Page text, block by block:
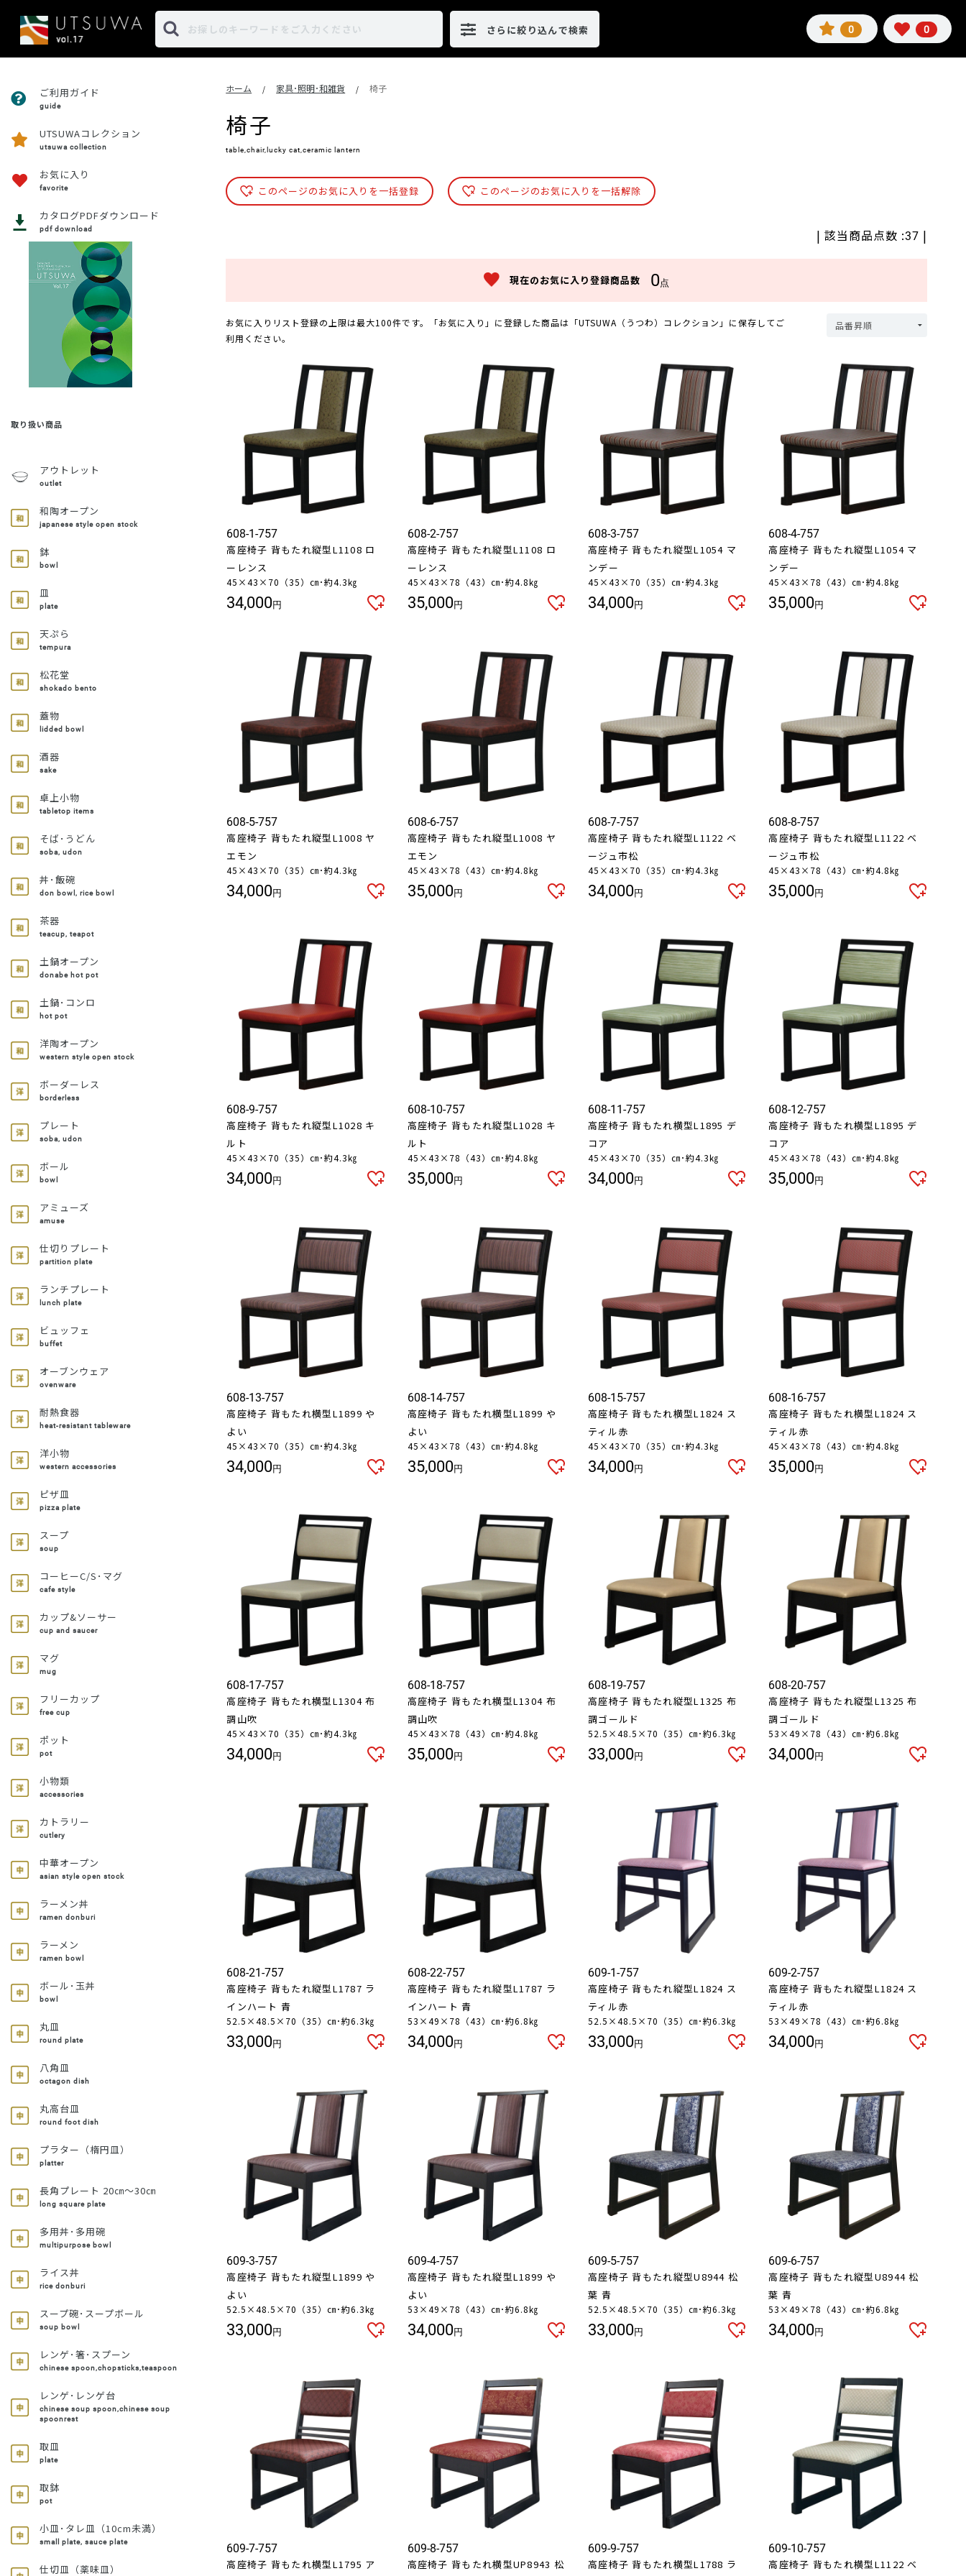
さらに絞り込んで検索 0 0
ご利用ガイド
guide
UTSUWAコレクション
utsuwa collection
お気に入り
favorite
カタログPDFダウンロード
pdf download
取り扱い商品
アウトレット
outlet
和陶オープン
japanese style open stock
鉢
bowl
皿
plate
天ぷら
tempura
松花堂
shokado bento
蓋物
lidded bowl
酒器
sake
卓上小物
tabletop items
そば･うどん
soba, udon
丼･飯碗
don bowl, rice bowl
茶器
teacup, teapot
土鍋オープン
donabe hot pot
土鍋･コンロ
hot pot
洋陶オープン
western style open stock
ボーダーレス
borderless
プレート
soba, udon
ボール
bowl
アミューズ
amuse
仕切りプレート
partition plate
ランチプレート
lunch plate
ビュッフェ
buffet
オーブンウェア
ovenware
耐熱食器
heat-resistant tableware
洋小物
western accessories
ピザ皿
pizza plate
スープ
soup
コーヒーC/S･マグ
cafe style
カップ&ソーサー
cup and saucer
マグ
mug
フリーカップ
free cup
ポット
pot
小物類
accessories
カトラリー
cutlery
中華オープン
asian style open stock
ラーメン丼
ramen donburi
ラーメン
ramen bowl
ボール･玉丼
bowl
丸皿
round plate
八角皿
octagon dish
丸高台皿
round foot dish
プラター（楕円皿）
platter
長角プレート 20㎝～30㎝
long square plate
多用丼･多用碗
multipurpose bowl
ライス丼
rice donburi
スープ碗･スープボール
soup bowl
レンゲ･箸･スプーン
chinese spoon,chopsticks,teaspoon
レンゲ･レンゲ台
chinese soup spoon,chinese soup
spoonrest
取皿
plate
取鉢
pot
小皿･タレ皿（10cm未満）
small plate, sauce plate
仕切皿（薬味皿）
ホーム / 家具･照明･和雑貨 / 椅子
椅子
table,chair,lucky cat,ceramic lantern
このページのお気に入りを一括登録 このページのお気に入りを一括解除
| 該当商品点数 :37 |
現在のお気に入り登録商品数 0点
お気に入りリスト登録の上限は最大100件です。「お気に入り」に登録した商品は「UTSUWA（うつわ）コレクション」に保存してご
利用ください。
608-1-757
高座椅子 背もたれ縦型L1108 ロ
ーレンス
45×43×70（35）㎝･約4.3㎏
34,000円
608-2-757
高座椅子 背もたれ縦型L1108 ロ
ーレンス
45×43×78（43）㎝･約4.8㎏
35,000円
608-3-757
高座椅子 背もたれ縦型L1054 マ
ンデー
45×43×70（35）㎝･約4.3㎏
34,000円
608-4-757
高座椅子 背もたれ縦型L1054 マ
ンデー
45×43×78（43）㎝･約4.8㎏
35,000円
608-5-757
高座椅子 背もたれ縦型L1008 ヤ
エモン
45×43×70（35）㎝･約4.3㎏
34,000円
608-6-757
高座椅子 背もたれ縦型L1008 ヤ
エモン
45×43×78（43）㎝･約4.8㎏
35,000円
608-7-757
高座椅子 背もたれ縦型L1122 ベ
ージュ市松
45×43×70（35）㎝･約4.3㎏
34,000円
608-8-757
高座椅子 背もたれ縦型L1122 ベ
ージュ市松
45×43×78（43）㎝･約4.8㎏
35,000円
608-9-757
高座椅子 背もたれ縦型L1028 キ
ルト
45×43×70（35）㎝･約4.3㎏
34,000円
608-10-757
高座椅子 背もたれ縦型L1028 キ
ルト
45×43×78（43）㎝･約4.8㎏
35,000円
608-11-757
高座椅子 背もたれ横型L1895 デ
コア
45×43×70（35）㎝･約4.3㎏
34,000円
608-12-757
高座椅子 背もたれ横型L1895 デ
コア
45×43×78（43）㎝･約4.8㎏
35,000円
608-13-757
高座椅子 背もたれ横型L1899 や
よい
45×43×70（35）㎝･約4.3㎏
34,000円
608-14-757
高座椅子 背もたれ横型L1899 や
よい
45×43×78（43）㎝･約4.8㎏
35,000円
608-15-757
高座椅子 背もたれ横型L1824 ス
ティル赤
45×43×70（35）㎝･約4.3㎏
34,000円
608-16-757
高座椅子 背もたれ横型L1824 ス
ティル赤
45×43×78（43）㎝･約4.8㎏
35,000円
608-17-757
高座椅子 背もたれ横型L1304 布
調山吹
45×43×70（35）㎝･約4.3㎏
34,000円
608-18-757
高座椅子 背もたれ横型L1304 布
調山吹
45×43×78（43）㎝･約4.8㎏
35,000円
608-19-757
高座椅子 背もたれ縦型L1325 布
調ゴールド
52.5×48.5×70（35）㎝･約6.3㎏
33,000円
608-20-757
高座椅子 背もたれ縦型L1325 布
調ゴールド
53×49×78（43）㎝･約6.8㎏
34,000円
608-21-757
高座椅子 背もたれ縦型L1787 ラ
インハート 青
52.5×48.5×70（35）㎝･約6.3㎏
33,000円
608-22-757
高座椅子 背もたれ縦型L1787 ラ
インハート 青
53×49×78（43）㎝･約6.8㎏
34,000円
609-1-757
高座椅子 背もたれ縦型L1824 ス
ティル赤
52.5×48.5×70（35）㎝･約6.3㎏
33,000円
609-2-757
高座椅子 背もたれ縦型L1824 ス
ティル赤
53×49×78（43）㎝･約6.8㎏
34,000円
609-3-757
高座椅子 背もたれ縦型L1899 や
よい
52.5×48.5×70（35）㎝･約6.3㎏
33,000円
609-4-757
高座椅子 背もたれ縦型L1899 や
よい
53×49×78（43）㎝･約6.8㎏
34,000円
609-5-757
高座椅子 背もたれ縦型U8944 松
葉 青
52.5×48.5×70（35）㎝･約6.3㎏
33,000円
609-6-757
高座椅子 背もたれ縦型U8944 松
葉 青
53×49×78（43）㎝･約6.8㎏
34,000円
609-7-757
高座椅子 背もたれ横型L1795 ア
609-8-757
高座椅子 背もたれ横型UP8943 松
609-9-757
高座椅子 背もたれ横型L1788 ラ
609-10-757
高座椅子 背もたれ横型L1122 ベ
お買い物を続ける カートへ進む